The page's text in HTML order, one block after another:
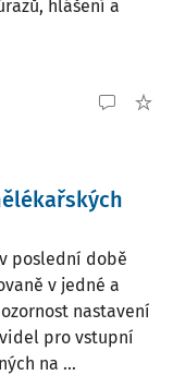
hlášení a
poslední době
v jedné a
nastavení
pro vstupní
na ...